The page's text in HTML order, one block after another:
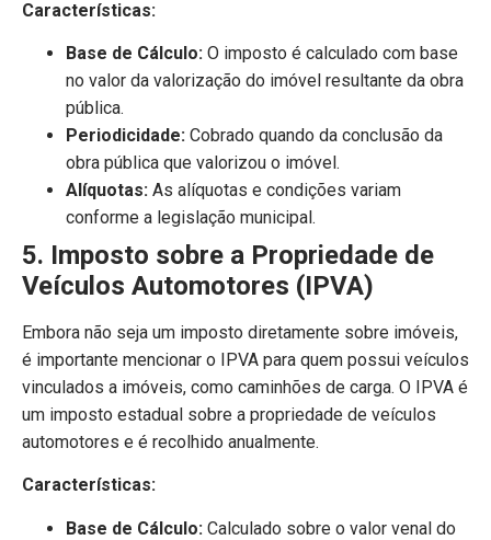
Características:
Base de Cálculo: O imposto é calculado com base
no valor da valorização do imóvel resultante da obra
pública.
Periodicidade: Cobrado quando da conclusão da
obra pública que valorizou o imóvel.
Alíquotas: As alíquotas e condições variam
conforme a legislação municipal.
5. Imposto sobre a Propriedade de
Veículos Automotores (IPVA)
Embora não seja um imposto diretamente sobre imóveis,
é importante mencionar o IPVA para quem possui veículos
vinculados a imóveis, como caminhões de carga. O IPVA é
um imposto estadual sobre a propriedade de veículos
automotores e é recolhido anualmente.
Características:
Base de Cálculo: Calculado sobre o valor venal do